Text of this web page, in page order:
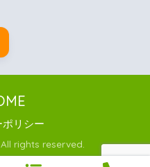
ポリシー
rights reserved.